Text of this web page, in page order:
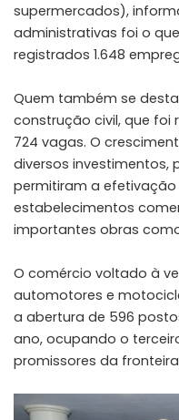
supermercados),
administrativas foi o
registrados 1.648
Quem também se
construção civil, que foi
724 vagas. O
diversos investimentos,
permitiram a
estabelecimentos
importantes obras
O comércio voltado à
automotores e
a abertura de 596
ano, ocupando o
promissores da